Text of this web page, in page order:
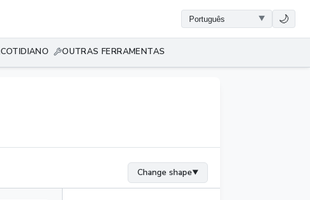
🌙
COTIDIANO OUTRAS FERRAMENTAS
Change shape▼